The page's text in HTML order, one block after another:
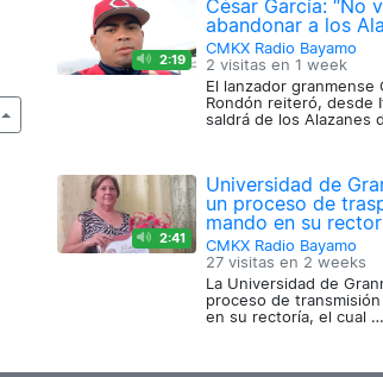
2:19
César García: “No
abandonar a los
CMKX Radio Bayamo
2 visitas en 1 week
El lanzador granmense
Rondón reiteró, desde
saldrá de los Alazanes
2:41
Universidad de
un proceso de
mando en su
CMKX Radio Bayamo
27 visitas en 2 weeks
La Universidad de
proceso de
en su rectoría, el cual …